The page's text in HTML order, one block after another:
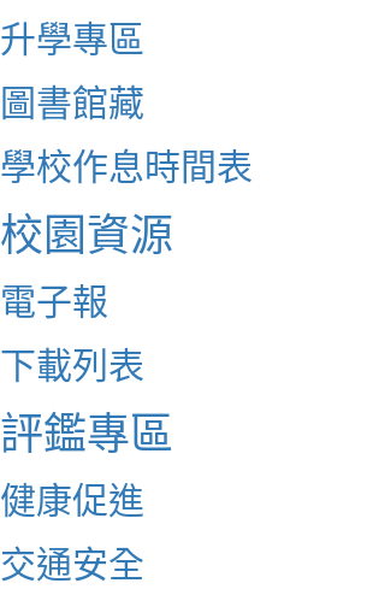
升學專區
圖書館藏
學校作息時間表
校園資源
電子報
下載列表
評鑑專區
健康促進
交通安全